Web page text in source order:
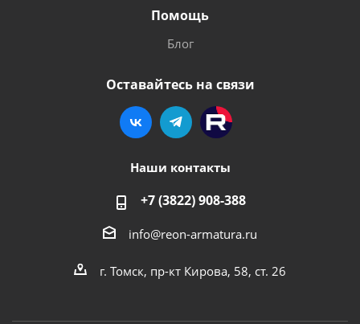
Помощь
Блог
Оставайтесь на связи
Наши контакты
+7 (3822) 908-388
info@reon-armatura.ru
г. Томск, пр-кт Кирова, 58, ст. 26